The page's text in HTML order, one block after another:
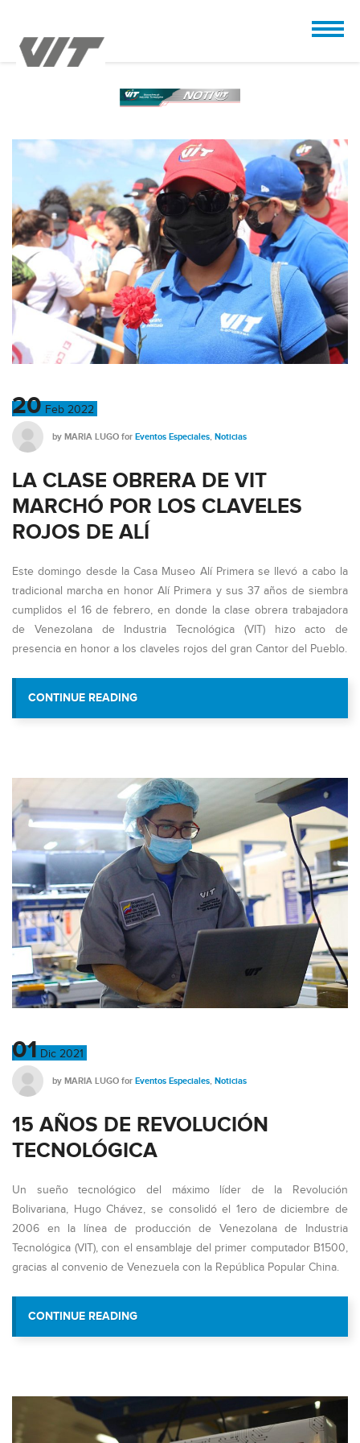
20 Feb 2022
by MARIA LUGO for Eventos Especiales, Noticias
LA CLASE OBRERA DE VIT
MARCHÓ POR LOS CLAVELES
ROJOS DE ALÍ
Este domingo desde la Casa Museo Alí Primera se llevó a cabo la
tradicional marcha en honor Alí Primera y sus 37 años de siembra
cumplidos el 16 de febrero, en donde la clase obrera trabajadora
de Venezolana de Industria Tecnológica (VIT) hizo acto de
presencia en honor a los claveles rojos del gran Cantor del Pueblo.
CONTINUE READING
01 Dic 2021
by MARIA LUGO for Eventos Especiales, Noticias
15 AÑOS DE REVOLUCIÓN
TECNOLÓGICA
Un sueño tecnológico del máximo líder de la Revolución
Bolivariana, Hugo Chávez, se consolidó el 1ero de diciembre de
2006 en la línea de producción de Venezolana de Industria
Tecnológica (VIT), con el ensamblaje del primer computador B1500,
gracias al convenio de Venezuela con la República Popular China.
CONTINUE READING